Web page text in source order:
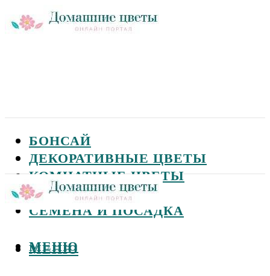
БОНСАЙ
ДЕКОРАТИВНЫЕ ЦВЕТЫ
КОМНАТНЫЕ ЦВЕТЫ
САДОВЫЕ ЦВЕТЫ
СЕМЕНА И ПОСАДКА
МЕНЮ
МЕНЮ